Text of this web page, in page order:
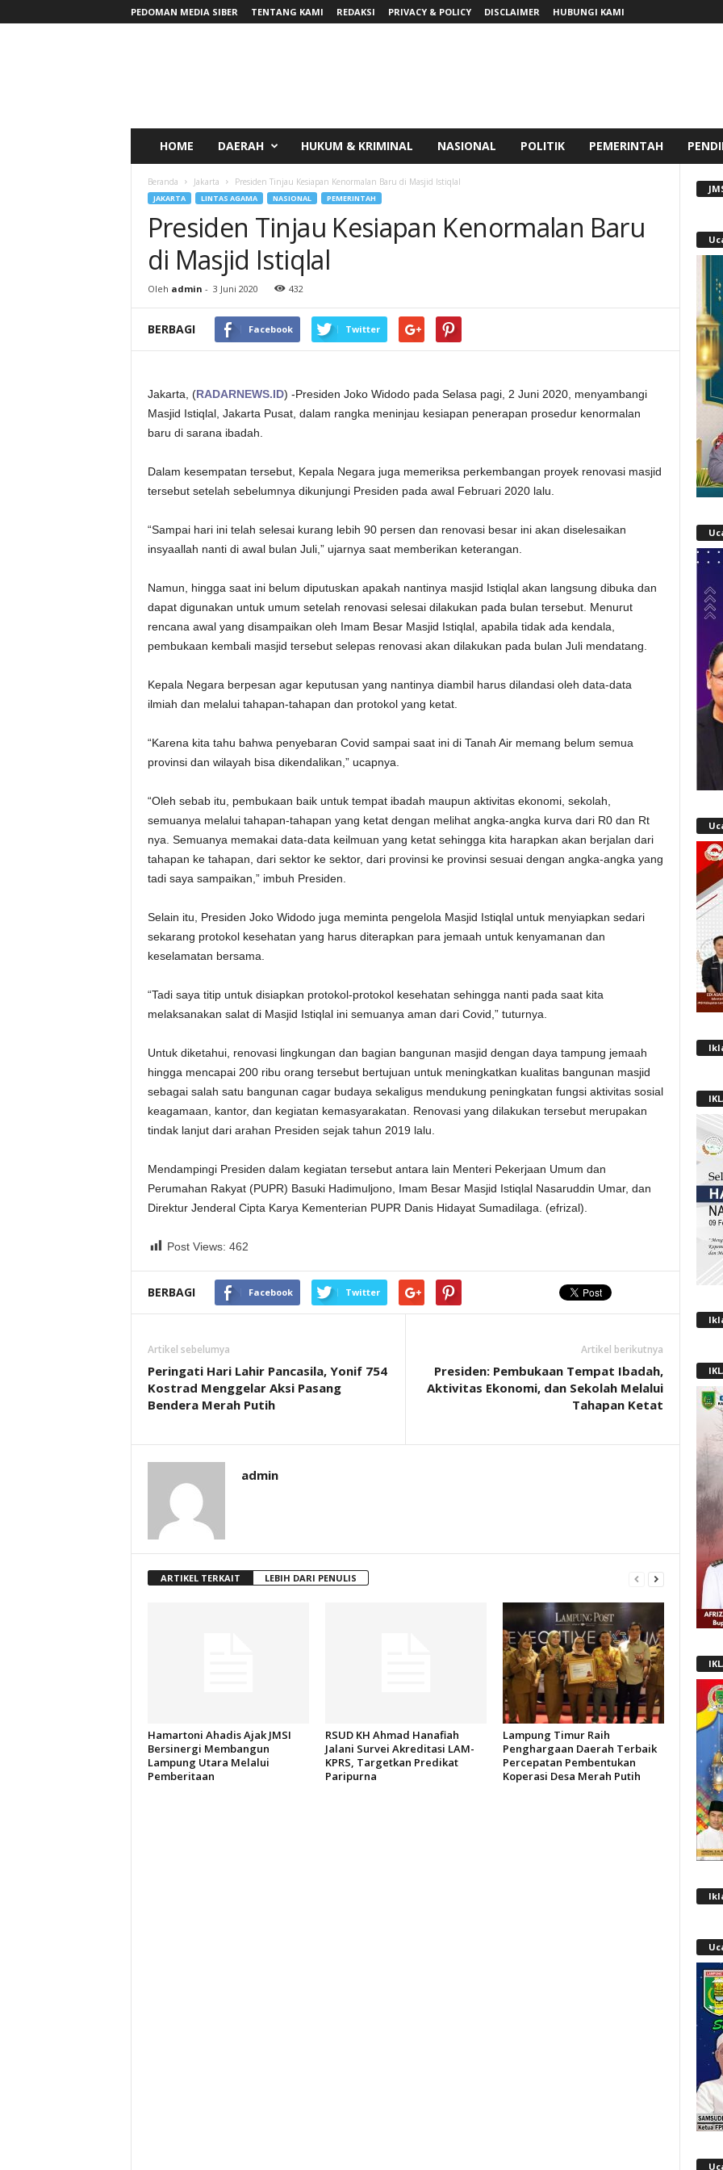
PEDOMAN MEDIA SIBER TENTANG KAMI REDAKSI PRIVACY & POLICY DISCLAIMER HUBUNGI KAMI
HOME DAERAH HUKUM & KRIMINAL NASIONAL POLITIK PEMERINTAH
Beranda Jakarta Presiden Tinjau Kesiapan Kenormalan Baru di Masjid Istiqlal
JAKARTA LINTAS AGAMA NASIONAL PEMERINTAH
Presiden Tinjau Kesiapan Kenormalan Baru
di Masjid Istiqlal
Oleh admin - 3 Juni 2020 432
BERBAGI Facebook Twitter
Jakarta, (RADARNEWS.ID) -Presiden Joko Widodo pada Selasa pagi, 2 Juni 2020, menyambangi
Masjid Istiqlal, Jakarta Pusat, dalam rangka meninjau kesiapan penerapan prosedur kenormalan
baru di sarana ibadah.
Dalam kesempatan tersebut, Kepala Negara juga memeriksa perkembangan proyek renovasi masjid
tersebut setelah sebelumnya dikunjungi Presiden pada awal Februari 2020 lalu.
“Sampai hari ini telah selesai kurang lebih 90 persen dan renovasi besar ini akan diselesaikan
insyaallah nanti di awal bulan Juli,” ujarnya saat memberikan keterangan.
Namun, hingga saat ini belum diputuskan apakah nantinya masjid Istiqlal akan langsung dibuka dan
dapat digunakan untuk umum setelah renovasi selesai dilakukan pada bulan tersebut. Menurut
rencana awal yang disampaikan oleh Imam Besar Masjid Istiqlal, apabila tidak ada kendala,
pembukaan kembali masjid tersebut selepas renovasi akan dilakukan pada bulan Juli mendatang.
Kepala Negara berpesan agar keputusan yang nantinya diambil harus dilandasi oleh data-data
ilmiah dan melalui tahapan-tahapan dan protokol yang ketat.
“Karena kita tahu bahwa penyebaran Covid sampai saat ini di Tanah Air memang belum semua
provinsi dan wilayah bisa dikendalikan,” ucapnya.
“Oleh sebab itu, pembukaan baik untuk tempat ibadah maupun aktivitas ekonomi, sekolah,
semuanya melalui tahapan-tahapan yang ketat dengan melihat angka-angka kurva dari R0 dan Rt
nya. Semuanya memakai data-data keilmuan yang ketat sehingga kita harapkan akan berjalan dari
tahapan ke tahapan, dari sektor ke sektor, dari provinsi ke provinsi sesuai dengan angka-angka yang
tadi saya sampaikan,” imbuh Presiden.
Selain itu, Presiden Joko Widodo juga meminta pengelola Masjid Istiqlal untuk menyiapkan sedari
sekarang protokol kesehatan yang harus diterapkan para jemaah untuk kenyamanan dan
keselamatan bersama.
“Tadi saya titip untuk disiapkan protokol-protokol kesehatan sehingga nanti pada saat kita
melaksanakan salat di Masjid Istiqlal ini semuanya aman dari Covid,” tuturnya.
Untuk diketahui, renovasi lingkungan dan bagian bangunan masjid dengan daya tampung jemaah
hingga mencapai 200 ribu orang tersebut bertujuan untuk meningkatkan kualitas bangunan masjid
sebagai salah satu bangunan cagar budaya sekaligus mendukung peningkatan fungsi aktivitas sosial
keagamaan, kantor, dan kegiatan kemasyarakatan. Renovasi yang dilakukan tersebut merupakan
tindak lanjut dari arahan Presiden sejak tahun 2019 lalu.
Mendampingi Presiden dalam kegiatan tersebut antara lain Menteri Pekerjaan Umum dan
Perumahan Rakyat (PUPR) Basuki Hadimuljono, Imam Besar Masjid Istiqlal Nasaruddin Umar, dan
Direktur Jenderal Cipta Karya Kementerian PUPR Danis Hidayat Sumadilaga. (efrizal).
Post Views: 462
BERBAGI Facebook Twitter
Artikel sebelumya
Peringati Hari Lahir Pancasila, Yonif 754
Kostrad Menggelar Aksi Pasang
Bendera Merah Putih
Artikel berikutnya
Presiden: Pembukaan Tempat Ibadah,
Aktivitas Ekonomi, dan Sekolah Melalui
Tahapan Ketat
admin
ARTIKEL TERKAIT LEBIH DARI PENULIS
Hamartoni Ahadis Ajak JMSI
Bersinergi Membangun
Lampung Utara Melalui
Pemberitaan
RSUD KH Ahmad Hanafiah
Jalani Survei Akreditasi LAM-
KPRS, Targetkan Predikat
Paripurna
Lampung Timur Raih
Penghargaan Daerah Terbaik
Percepatan Pembentukan
Koperasi Desa Merah Putih